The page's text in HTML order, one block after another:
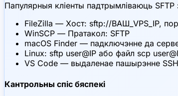
Папулярныя кліенты падтрымліваюць SFTP
FileZilla — Хост: sftp://ВАШ_VPS_IP,
WinSCP — Пратакол: SFTP
macOS Finder — падключэнне да
Linux: sftp user@IP або файл scp
VS Code — выдаленае пашырэнне
Кантрольны спіс бяспекі